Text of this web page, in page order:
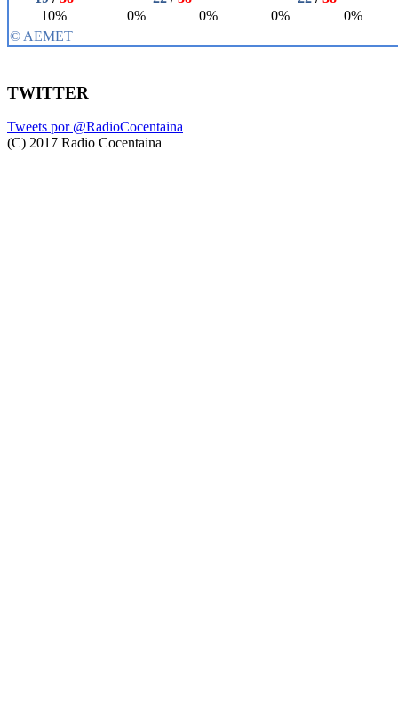
TWITTER
Tweets por @RadioCocentaina
(C) 2017 Radio Cocentaina